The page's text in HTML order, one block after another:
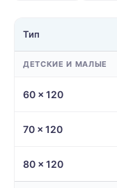
Тип
ДЕТСКИЕ И МАЛЫЕ
60 × 120
70 × 120
80 × 120